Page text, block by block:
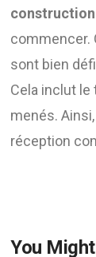
commencer.
sont bien
Cela inclut le
menés.
réception
You